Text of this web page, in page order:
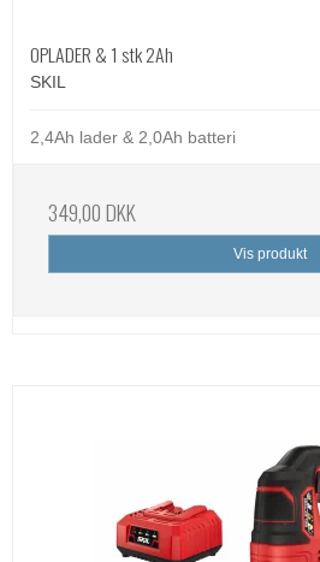
OPLADER & 1 stk 2Ah
SKIL
2,4Ah lader & 2,0Ah batteri
349,00 DKK
Vis produkt